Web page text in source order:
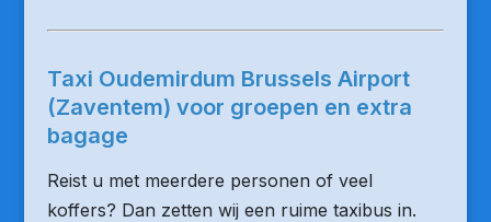
Taxi Oudemirdum Brussels Airport
(Zaventem) voor groepen en extra
bagage
Reist u met meerdere personen of veel
koffers? Dan zetten wij een ruime taxibus in.